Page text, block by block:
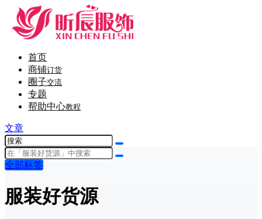
首页
商铺订货
圈子交流
专题
帮助中心教程
文章
全部标签
服装好货源